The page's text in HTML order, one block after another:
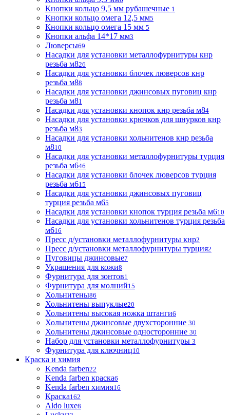
Кнопки кольцо 9,5 мм рубашечные 1
Кнопки кольцо омега 12,5 мм5
Кнопки кольцо омега 15 мм 5
Кнопки альфа 14*17 мм3
Люверсы69
Насадки для установки металлофурнитуры кнр
резьба м826
Насадки для установки блочек люверсов кнр
резьба м88
Насадки для установки джинсовых пуговиц кнр
резьба м81
Насадки для установки кнопок кнр резьба м84
Насадки для установки крючков для шнурков кнр
резьба м83
Насадки для установки хольнитенов кнр резьба
м810
Насадки для установки металлофурнитуры турция
резьба м646
Насадки для установки блочек люверсов турция
резьба м615
Насадки для установки джинсовых пуговиц
турция резьба м65
Насадки для установки кнопок турция резьба м610
Насадки для установки хольнитенов турция резьба
м616
Пресс д/установки металлофурнитуры кнр2
Пресс д/установки металлофурнитуры турция2
Пуговицы джинсовые7
Украшения для кожи8
Фурнитура для зонтов1
Фурнитура для молний15
Хольнитены86
Хольнитены выпуклые20
Хольнитены высокая ножка штанги6
Хольнитены джинсовые двухсторонние 30
Хольнитены джинсовые односторонние 30
Набор для установки металлофурнитуры 3
Фурнитура для ключниц10
Краска и химия
Kenda farben22
Kenda farben краска6
Kenda farben химия16
Краска162
Aldo luxe8